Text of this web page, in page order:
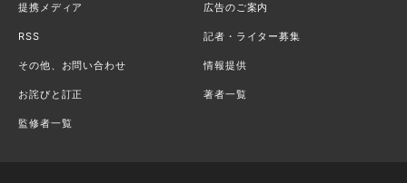
提携メディア 広告のご案内
RSS 記者・ライター募集
その他、お問い合わせ 情報提供
お詫びと訂正 著者一覧
監修者一覧